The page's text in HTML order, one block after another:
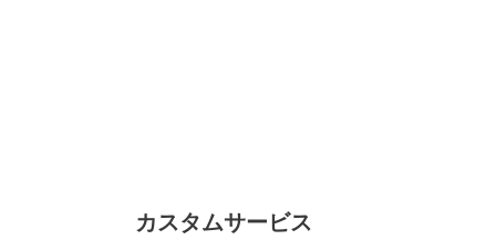
カスタムサービス